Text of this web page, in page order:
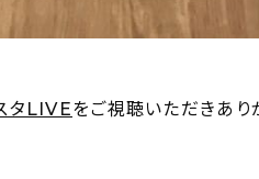
タLIVEをご視聴いただきあり